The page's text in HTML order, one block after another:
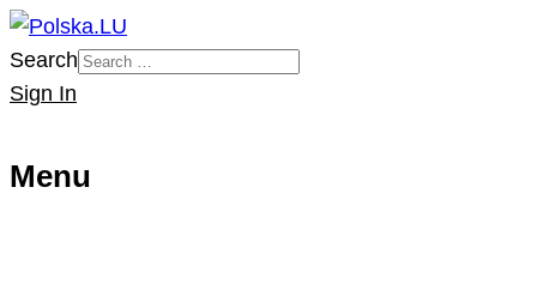
Search
Sign In
Menu